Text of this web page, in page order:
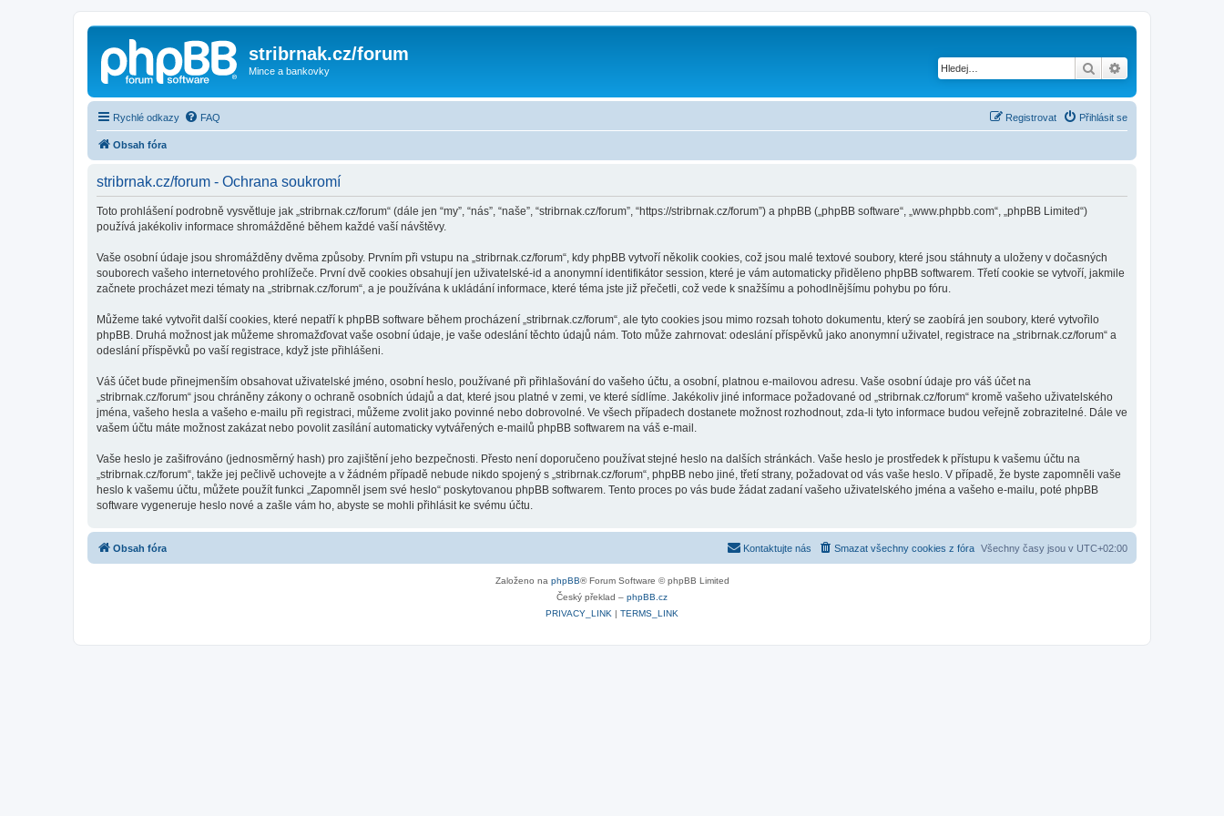
stribrnak.cz/forum
Mince a bankovky Hledat
Rychlé odkazy FAQ Přihlásit se
Registrovat
Obsah fóra
stribrnak.cz/forum - Ochrana soukromí
Toto prohlášení podrobně vysvětluje jak „stribrnak.cz/forum“ (dále jen “my”, “nás”, “naše”, “stribrnak.cz/forum”, “https://stribrnak.cz/forum”) a phpBB („phpBB software“, „www.phpbb.com“, „phpBB Limited“)
používá jakékoliv informace shromážděné během každé vaší návštěvy.
Vaše osobní údaje jsou shromážděny dvěma způsoby. Prvním při vstupu na „stribrnak.cz/forum“, kdy phpBB vytvoří několik cookies, což jsou malé textové soubory, které jsou stáhnuty a uloženy v dočasných
souborech vašeho internetového prohlížeče. První dvě cookies obsahují jen uživatelské-id a anonymní identifikátor session, které je vám automaticky přiděleno phpBB softwarem. Třetí cookie se vytvoří, jakmile
začnete procházet mezi tématy na „stribrnak.cz/forum“, a je používána k ukládání informace, které téma jste již přečetli, což vede k snažšímu a pohodlnějšímu pohybu po fóru.
Můžeme také vytvořit další cookies, které nepatří k phpBB software během procházení „stribrnak.cz/forum“, ale tyto cookies jsou mimo rozsah tohoto dokumentu, který se zaobírá jen soubory, které vytvořilo
phpBB. Druhá možnost jak můžeme shromažďovat vaše osobní údaje, je vaše odeslání těchto údajů nám. Toto může zahrnovat: odeslání příspěvků jako anonymní uživatel, registrace na „stribrnak.cz/forum“ a
odeslání příspěvků po vaší registrace, když jste přihlášeni.
Váš účet bude přinejmenším obsahovat uživatelské jméno, osobní heslo, používané při přihlašování do vašeho účtu, a osobní, platnou e-mailovou adresu. Vaše osobní údaje pro váš účet na
„stribrnak.cz/forum“ jsou chráněny zákony o ochraně osobních údajů a dat, které jsou platné v zemi, ve které sídlíme. Jakékoliv jiné informace požadované od „stribrnak.cz/forum“ kromě vašeho uživatelského
jména, vašeho hesla a vašeho e-mailu při registraci, můžeme zvolit jako povinné nebo dobrovolné. Ve všech případech dostanete možnost rozhodnout, zda-li tyto informace budou veřejně zobrazitelné. Dále ve
vašem účtu máte možnost zakázat nebo povolit zasílání automaticky vytvářených e-mailů phpBB softwarem na váš e-mail.
Vaše heslo je zašifrováno (jednosměrný hash) pro zajištění jeho bezpečnosti. Přesto není doporučeno používat stejné heslo na dalších stránkách. Vaše heslo je prostředek k přístupu k vašemu účtu na
„stribrnak.cz/forum“, takže jej pečlivě uchovejte a v žádném případě nebude nikdo spojený s „stribrnak.cz/forum“, phpBB nebo jiné, třetí strany, požadovat od vás vaše heslo. V případě, že byste zapomněli vaše
heslo k vašemu účtu, můžete použít funkci „Zapomněl jsem své heslo“ poskytovanou phpBB softwarem. Tento proces po vás bude žádat zadaní vašeho uživatelského jména a vašeho e-mailu, poté phpBB
software vygeneruje heslo nové a zašle vám ho, abyste se mohli přihlásit ke svému účtu.
Obsah fóra Všechny časy jsou v UTC+02:00
Smazat všechny cookies z fóra
Kontaktujte nás
Založeno na phpBB® Forum Software © phpBB Limited
Český překlad – phpBB.cz
PRIVACY_LINK | TERMS_LINK